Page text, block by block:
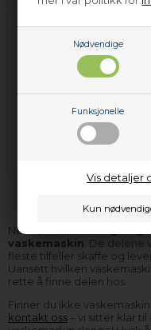
Nødvendige
Funksjonelle
Vis detaljer
Inntaksslange
Nettoparts har
vaskemaskin . De delene
fleste tilfeller skaffe og
Uansett hvilken
rette å finne delen hos.
Finner du ikke
kontakt oss– vi sitter klar